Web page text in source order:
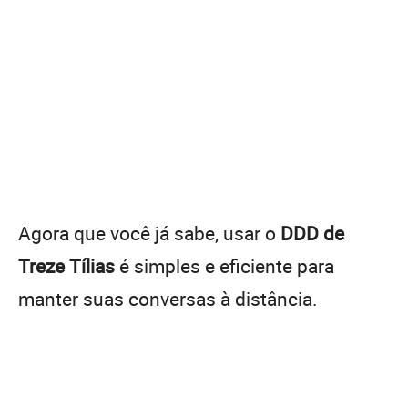
Agora que você já sabe, usar o DDD de
Treze Tílias é simples e eficiente para
manter suas conversas à distância.